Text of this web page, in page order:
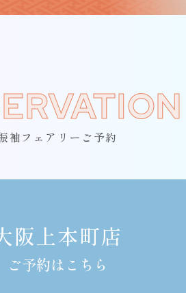
袖フェアリーご予約
阪上本町店
ご予約はこちら